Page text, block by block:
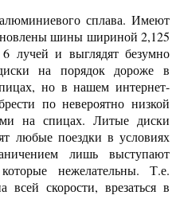
сплава. Имеют
шины шириной 2,125
лучей и выглядят безумно
на порядок дороже в
но в нашем интернет-
по невероятно низкой
на спицах. Литые диски
любые поездки в условиях
лишь выступают
нежелательны. Т.е.
скорости, врезаться в